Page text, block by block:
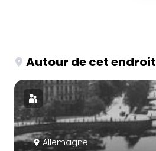
Autour de cet endroit
Allemagne